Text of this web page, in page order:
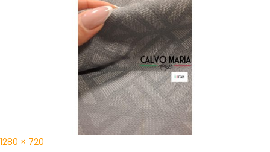
1280 × 720